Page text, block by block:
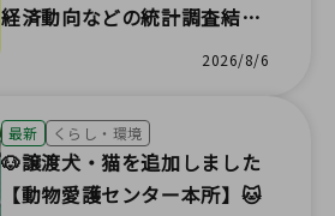
経済動向などの統計調査結果
2026/8/6
最新 くらし・環境
🐶譲渡犬・猫を追加しました
【動物愛護センター本所】🐱